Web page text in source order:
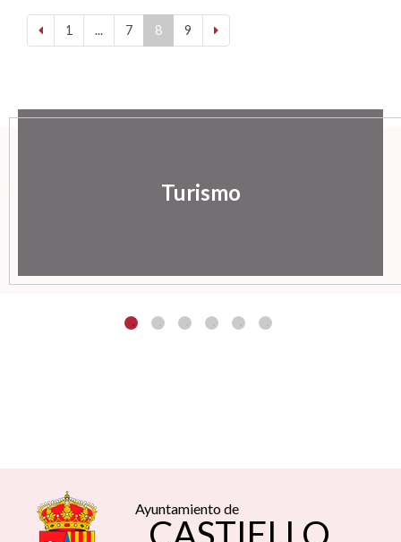
1 ... 7 8 9
Turismo
Ayuntamiento de